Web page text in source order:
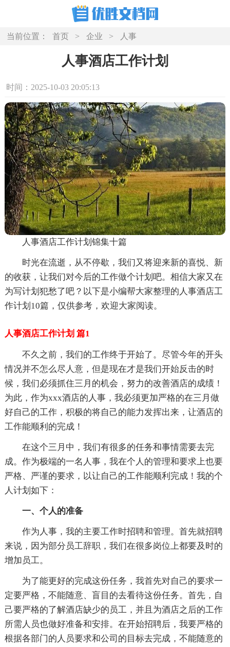
当前位置： 首页 > 企业 > 人事
人事酒店工作计划
时间：2025-10-03 20:05:13
人事酒店工作计划锦集十篇
时光在流逝，从不停歇，我们又将迎来新的喜悦、新
的收获，让我们对今后的工作做个计划吧。相信大家又在
为写计划犯愁了吧？以下是小编帮大家整理的人事酒店工
作计划10篇，仅供参考，欢迎大家阅读。
人事酒店工作计划 篇1
不久之前，我们的工作终于开始了。尽管今年的开头
情况并不怎么尽人意，但是现在才是我们开始反击的时
候，我们必须抓住三月的机会，努力的改善酒店的成绩！
为此，作为xxx酒店的人事，我必须更加严格的在三月做
好自己的工作，积极的将自己的能力发挥出来，让酒店的
工作能顺利的完成！
在这个三月中，我们有很多的任务和事情需要去完
成。作为极端的一名人事，我在个人的管理和要求上也要
严格、严谨的要求，以让自己的工作能顺利完成！我的个
人计划如下：
一、个人的准备
作为人事，我的主要工作时招聘和管理。首先就招聘
来说，因为部分员工辞职，我们在很多岗位上都要及时的
增加员工。
为了能更好的完成这份任务，我首先对自己的要求一
定要严格，不能随意、盲目的去看待这份任务。首先，自
己要严格的了解酒店缺少的员工，并且为酒店之后的工作
所需人员也做好准备和安排。在开始招聘后，我要严格的
根据各部门的人员要求和公司的目标去完成，不能随意的